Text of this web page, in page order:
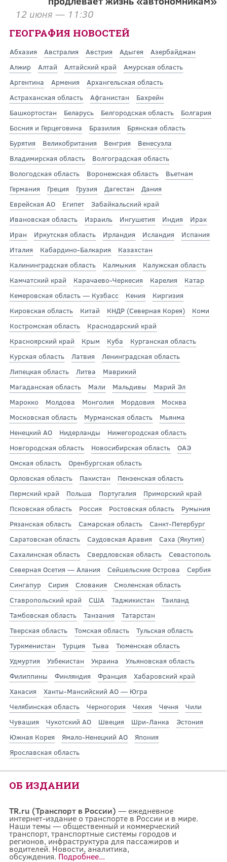
12 июня — 11:30
ГЕОГРАФИЯ НОВОСТЕЙ
Абхазия Австралия Австрия Адыгея
Азербайджан
Алжир
Алтай Алтайский край
Амурская область
Аргентина
Армения
Архангельская область
Астраханская область
Афганистан
Бахрейн
Башкортостан
Беларусь Белгородская область
Болгария
Босния и Герцеговина
Бразилия
Брянская область
Бурятия
Великобритания Венгрия
Венесуэла
Владимирская область
Волгоградская область
Вологодская область
Воронежская область
Вьетнам
Германия
Греция Грузия Дагестан
Дания
Еврейская АО
Египет
Забайкальский край
Ивановская область
Израиль Ингушетия Индия
Ирак
Иран
Иркутская область Ирландия Исландия
Испания
Италия
Кабардино-Балкария
Казахстан
Калининградская область
Калмыкия
Калужская область
Камчатский край
Карачаево-Черкесия Карелия
Катар
Кемеровская область — Кузбасс
Кения
Киргизия
Кировская область
Китай КНДР (Северная Корея)
Коми
Костромская область
Краснодарский край
Красноярский край
Крым Куба
Курганская область
Курская область
Латвия
Ленинградская область
Липецкая область
Литва
Маврикий
Магаданская область
Мали Мальдивы
Марий Эл
Марокко
Молдова Монголия Мордовия
Москва
Московская область
Мурманская область
Мьянма
Ненецкий АО
Нидерланды
Нижегородская область
Новгородская область
Новосибирская область
ОАЭ
Омская область
Оренбургская область
Орловская область
Пакистан
Пензенская область
Пермский край
Польша Португалия
Приморский край
Псковская область
Россия Ростовская область
Румыния
Рязанская область
Самарская область
Санкт-Петербург
Саратовская область
Саудовская Аравия
Саха (Якутия)
Сахалинская область
Свердловская область
Севастополь
Северная Осетия — Алания
Сейшельские Острова
Сербия
Сингапур
Сирия Словакия
Смоленская область
Ставропольский край
США Таджикистан
Таиланд
Тамбовская область
Танзания
Татарстан
Тверская область
Томская область
Тульская область
Туркменистан
Турция Тыва
Тюменская область
Удмуртия
Узбекистан Украина
Ульяновская область
Филиппины
Финляндия Франция
Хабаровский край
Хакасия
Ханты-Мансийский АО — Югра
Челябинская область
Черногория Чехия Чечня
Чили
Чувашия
Чукотский АО Швеция Шри-Ланка
Эстония
Южная Корея
Ямало-Ненецкий АО
Япония
Ярославская область
ОБ ИЗДАНИИ
TR.ru (Транспорт в России) — ежедневное
интернет-издание о транспорте в России и в мире.
Наши темы — общественный и коммерческий
транспорт, транспортные системы городов и
регионов, инфраструктура для пассажиров и
водителей. Новости, аналитика,
обсуждения. Подробнее...